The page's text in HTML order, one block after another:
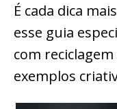
É cada dica
esse guia
com
exemplos